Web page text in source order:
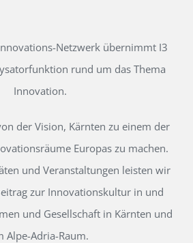
Netzwerk übernimmt I3
rund um das Thema
Innovation.
der Vision, Kärnten zu einem der
Europas zu machen.
und Veranstaltungen leisten wir
zur Innovationskultur in und
und Gesellschaft in Kärnten und
Alpe-Adria-Raum.